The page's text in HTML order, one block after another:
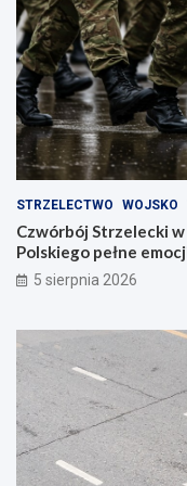
STRZELECTWO WOJSKO
Czwórbój Strzelecki
Polskiego pełne
5 sierpnia 2026